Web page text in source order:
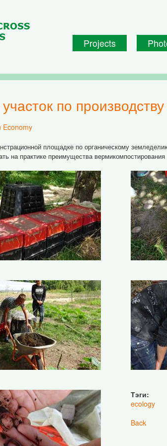
Projects
участок по
Economy
площадке по органическому
на практике преимущества
Тэги:
ecology
Back